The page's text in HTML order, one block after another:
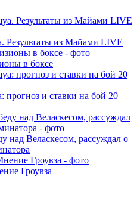
из Майами LIVE
в боксе
и ставки на бой 20
над Веласкесом, рассуждал о
Гроувза